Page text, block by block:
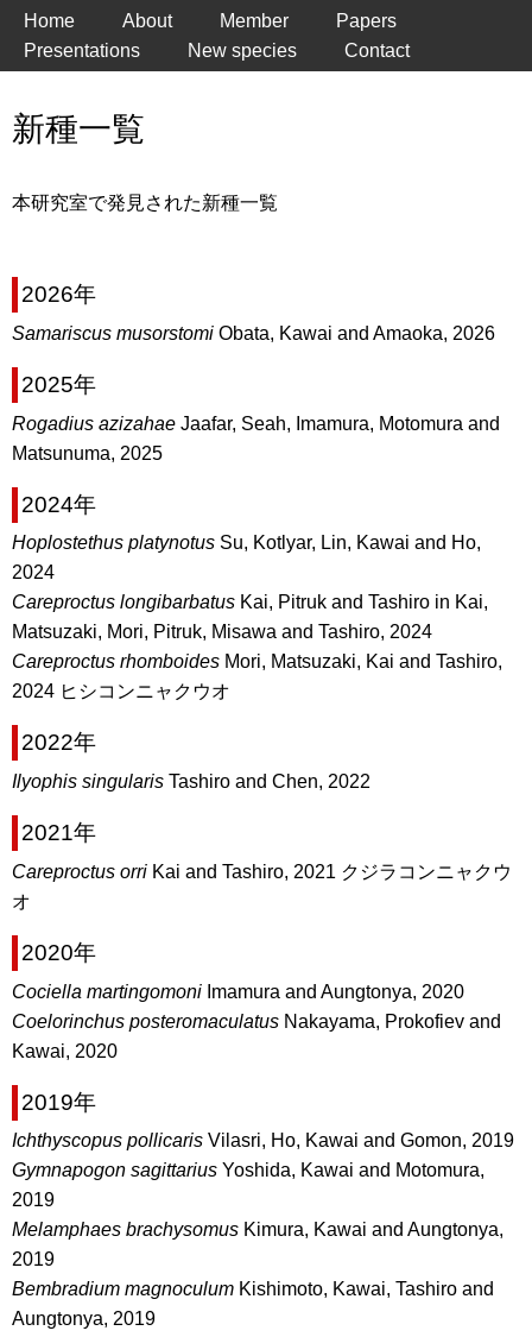
新種一覧
本研究室で発見された新種一覧
Home About Member
Papers
Presentations
New species Contact
2026年
Samariscus musorstomi Obata, Kawai and Amaoka, 2026
2025年
Rogadius azizahae Jaafar, Seah, Imamura, Motomura and
Matsunuma, 2025
2024年
Hoplostethus platynotus Su, Kotlyar, Lin, Kawai and Ho,
2024
Careproctus longibarbatus Kai, Pitruk and Tashiro in Kai,
Matsuzaki, Mori, Pitruk, Misawa and Tashiro, 2024
Careproctus rhomboides Mori, Matsuzaki, Kai and Tashiro,
2024 ヒシコンニャクウオ
2022年
Ilyophis singularis Tashiro and Chen, 2022
2021年
Careproctus orri Kai and Tashiro, 2021 クジラコンニャクウ
オ
2020年
Cociella martingomoni Imamura and Aungtonya, 2020
Coelorinchus posteromaculatus Nakayama, Prokofiev and
Kawai, 2020
2019年
Ichthyscopus pollicaris Vilasri, Ho, Kawai and Gomon, 2019
Gymnapogon sagittarius Yoshida, Kawai and Motomura,
2019
Melamphaes brachysomus Kimura, Kawai and Aungtonya,
2019
Bembradium magnoculum Kishimoto, Kawai, Tashiro and
Aungtonya, 2019